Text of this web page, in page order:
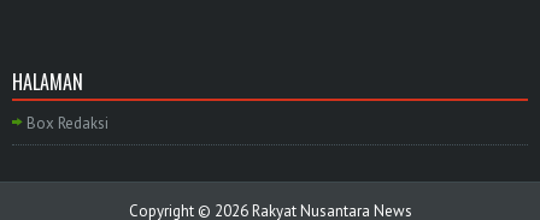
HALAMAN
Box Redaksi
Copyright © 2026Rakyat Nusantara News